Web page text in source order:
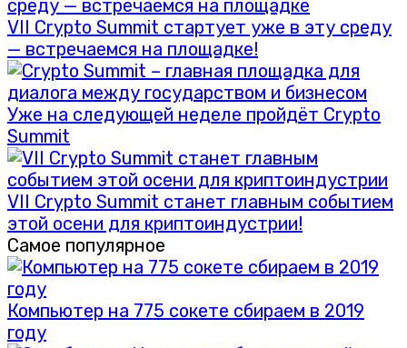
VII Crypto Summit стартует уже в эту среду
— встречаемся на площадке!
Уже на следующей неделе пройдёт Crypto
Summit
VII Crypto Summit станет главным событием
этой осени для криптоиндустрии!
Самое популярное
Компьютер на 775 сокете сбираем в 2019
году